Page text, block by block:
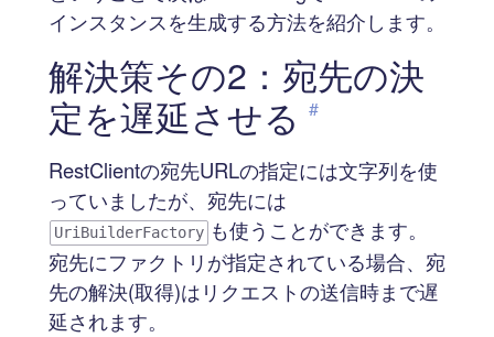
インスタンスを生成する方法を紹介します。
解決策その2：宛先の決
定を遅延させる #
RestClientの宛先URLの指定には文字列を使
っていましたが、宛先には
UriBuilderFactory も使うことができます。
宛先にファクトリが指定されている場合、宛
先の解決(取得)はリクエストの送信時まで遅
延されます。